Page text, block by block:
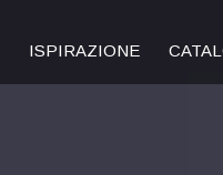
ISPIRAZIONE